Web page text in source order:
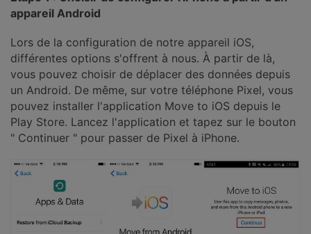
appareil Android
Lors de la configuration de notre appareil iOS,
différentes options s'offrent à nous. À partir de là,
vous pouvez choisir de déplacer des données depuis
un Android. De même, sur votre téléphone Pixel, vous
pouvez installer l'application Move to iOS depuis le
Play Store. Lancez l'application et tapez sur le bouton
" Continuer " pour passer de Pixel à iPhone.